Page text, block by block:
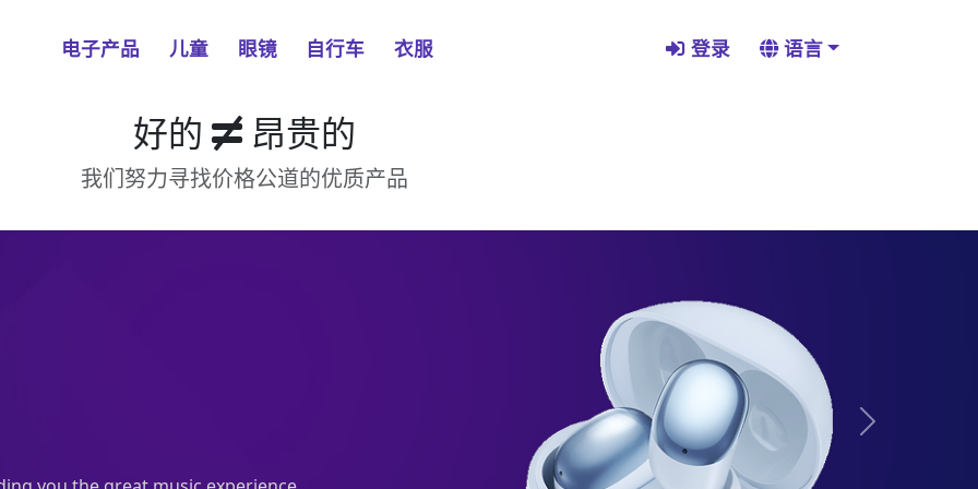
电子产品 儿童 眼镜 自行车 衣服 登录 语言
好的 昂贵的
我们努力寻找价格公道的优质产品
Next